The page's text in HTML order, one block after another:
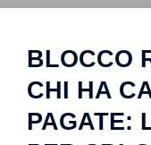
BLOCCO
CHI HA
PAGATE: